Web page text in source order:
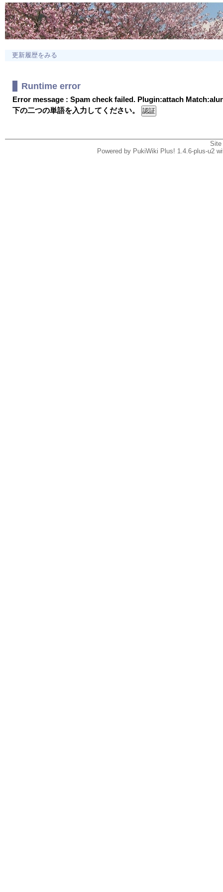
更新履歴をみる
Runtime error
Error message : Spam check failed. Plugin:attach
下の二つの単語を入力してください。
Powered by PukiWiki Plus! 1.4.6-plus-u2